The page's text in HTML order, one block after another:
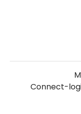
Connect-